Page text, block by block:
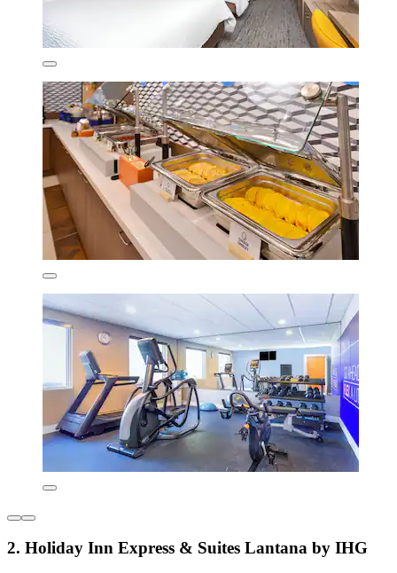
2. Holiday Inn Express & Suites Lantana by IHG